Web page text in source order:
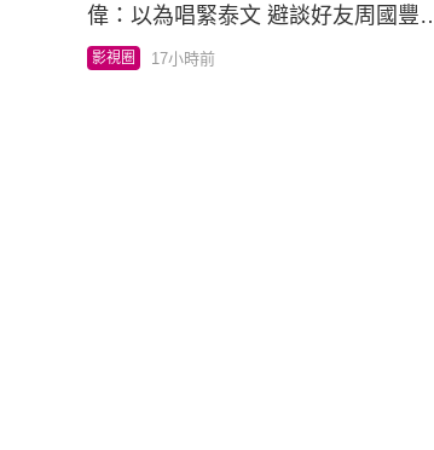
偉：以為唱緊泰文 避談好友周國豐評
分標準？
影視圈 17小時前